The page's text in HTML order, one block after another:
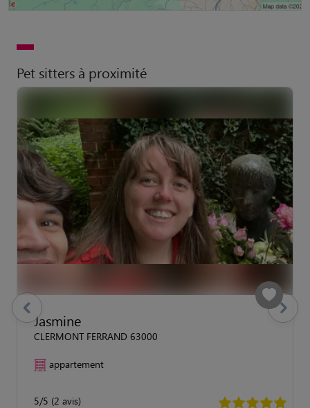
Pet sitters à proximité
Jasmine
CLERMONT FERRAND 63000
appartement
5/5 (2 avis)
previous Suivant